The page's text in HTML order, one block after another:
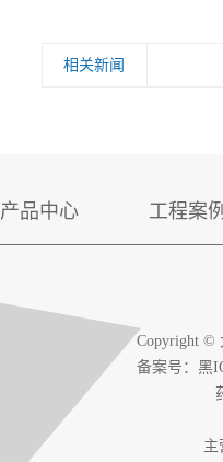
相关新闻
产品中心 工程案例
Copyright ©
备案号： 黑
主